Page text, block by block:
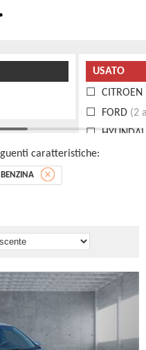
USATO
CITROEN
FORD (2
HYUNDAI
caratteristiche:
BENZINA